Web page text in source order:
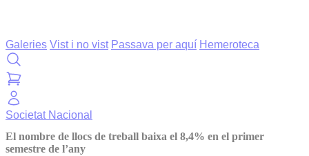
Galeries Vist i no vist Passava per aquí Hemeroteca
Societat Nacional
El nombre de llocs de treball baixa el 8,4% en el primer
semestre de l’any